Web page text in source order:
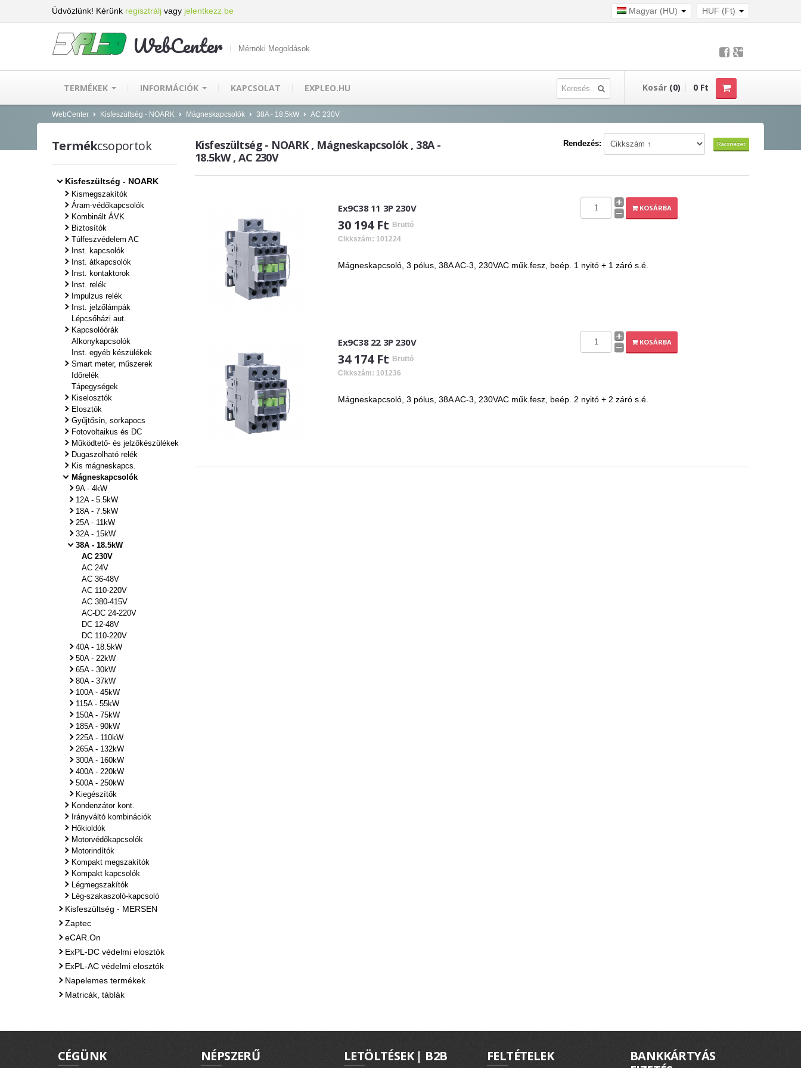
Üdvözlünk! Kérünk regisztrálj vagy jelentkezz be Magyar (HU) HUF (Ft)
WebCenter Mérnöki Megoldások
TERMÉKEK INFORMÁCIÓK KAPCSOLAT EXPLEO.HU Kosár (0) 0 Ft
WebCenter Kisfeszültség - NOARK Mágneskapcsolók 38A - 18.5kW AC 230V
Termékcsoportok
Kisfeszültség - NOARK
Kismegszakítók
Áram-védőkapcsolók
Kombinált ÁVK
Biztosítók
Túlfeszvédelem AC
Inst. kapcsolók
Inst. átkapcsolók
Inst. kontaktorok
Inst. relék
Impulzus relék
Inst. jelzőlámpák
Lépcsőházi aut.
Kapcsolóórák
Alkonykapcsolók
Inst. egyéb készülékek
Smart meter, műszerek
Időrelék
Tápegységek
Kiselosztók
Elosztók
Gyűjtősín, sorkapocs
Fotovoltaikus és DC
Működtető- és jelzőkészülékek
Dugaszolható relék
Kis mágneskapcs.
Mágneskapcsolók
9A - 4kW
12A - 5.5kW
18A - 7.5kW
25A - 11kW
32A - 15kW
38A - 18.5kW
AC 230V
AC 24V
AC 36-48V
AC 110-220V
AC 380-415V
AC-DC 24-220V
DC 12-48V
DC 110-220V
40A - 18.5kW
50A - 22kW
65A - 30kW
80A - 37kW
100A - 45kW
115A - 55kW
150A - 75kW
185A - 90kW
225A - 110kW
265A - 132kW
300A - 160kW
400A - 220kW
500A - 250kW
Kiegészítők
Kondenzátor kont.
Irányváltó kombinációk
Hőkioldók
Motorvédőkapcsolók
Motorindítók
Kompakt megszakítók
Kompakt kapcsolók
Légmegszakítók
Lég-szakaszoló-kapcsoló
Kisfeszültség - MERSEN
Zaptec
eCAR.On
ExPL-DC védelmi elosztók
ExPL-AC védelmi elosztók
Napelemes termékek
Matricák, táblák
Kisfeszültség - NOARK , Mágneskapcsolók , 38A -
18.5kW , AC 230V
Rendezés: Rácsnézet
Ex9C38 11 3P 230V
30 194 Ft Bruttó
Cikkszám: 101224
KOSÁRBA
Mágneskapcsoló, 3 pólus, 38A AC-3, 230VAC műk.fesz, beép. 1 nyitó + 1 záró s.é.
Ex9C38 22 3P 230V
34 174 Ft Bruttó
Cikkszám: 101236
KOSÁRBA
Mágneskapcsoló, 3 pólus, 38A AC-3, 230VAC műk.fesz, beép. 2 nyitó + 2 záró s.é.
CÉGÜNK NÉPSZERŰ LETÖLTÉSEK | B2B FELTÉTELEK
BANKKÁRTYÁS